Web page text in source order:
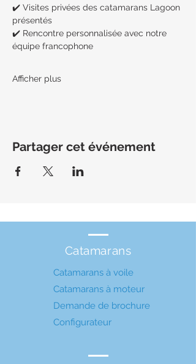
✔️ Visites privées des catamarans Lagoon
présentés
✔️ Rencontre personnalisée avec notre
équipe francophone
Afficher plus
Partager cet événement
Catamarans
Catamarans à voile
Catamarans à moteur
Demande de brochure
Configurateur